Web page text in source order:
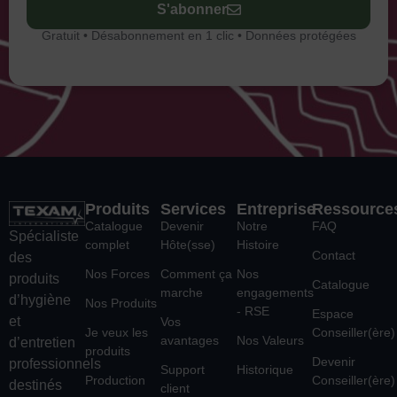
S'abonner
Gratuit • Désabonnement en 1 clic • Données protégées
Spécialiste
des
produits
d’hygiène
et
d’entretien
professionnels
destinés
Produits
Catalogue
complet
Nos Forces
Nos Produits
Je veux les
produits
Production
Services
Devenir
Hôte(sse)
Comment ça
marche
Vos
avantages
Support
client
Entreprise
Notre
Histoire
Nos
engagements
- RSE
Nos Valeurs
Historique
FAQ
Contact
Catalogue
Espace
Conseiller(ère)
Devenir
Conseiller(ère)